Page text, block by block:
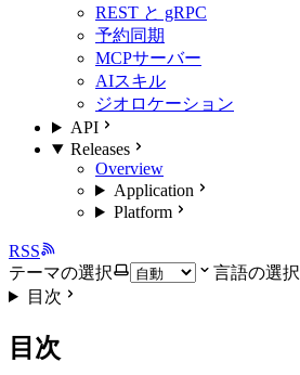
REST と gRPC
予約同期
MCPサーバー
AIスキル
ジオロケーション
API
Releases
Overview
Application
Platform
RSS
テーマの選択
言語の選択
目次
目次